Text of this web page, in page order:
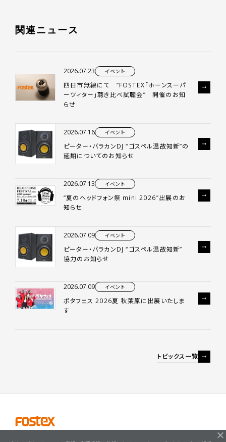
関連ニュース
2026.07.23 イベント
四日市無線にて ”FOSTEX「ホーンスーパ
ーツィター」聴き比べ試聴会” 開催のお知
らせ
2026.07.16 イベント
ピーター・バラカンDJ “ゴスペル温故知新”の
延期についてのお知らせ
2026.07.13 イベント
“夏のヘッドフォン祭 mini 2026″出展のお
知らせ
2026.07.09 イベント
ピーター・バラカンDJ “ゴスペル温故知新”
協力のお知らせ
2026.07.09 イベント
ポタフェス 2026夏 秋葉原に出展いたしま
す
トピックス一覧